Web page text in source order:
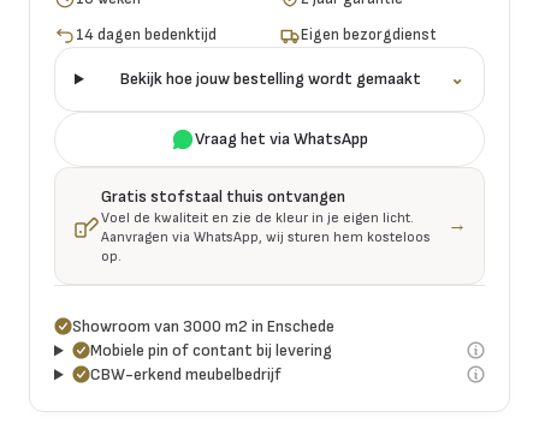
14 dagen bedenktijd
Eigen bezorgdienst
Bekijk hoe jouw bestelling wordt gemaakt ⌄
Vraag het via WhatsApp
Gratis stofstaal thuis ontvangen
Voel de kwaliteit en zie de kleur in je eigen licht.
Aanvragen via WhatsApp, wij sturen hem kosteloos
op.
→
Showroom van 3000 m2 in Enschede
Mobiele pin of contant bij levering
CBW-erkend meubelbedrijf